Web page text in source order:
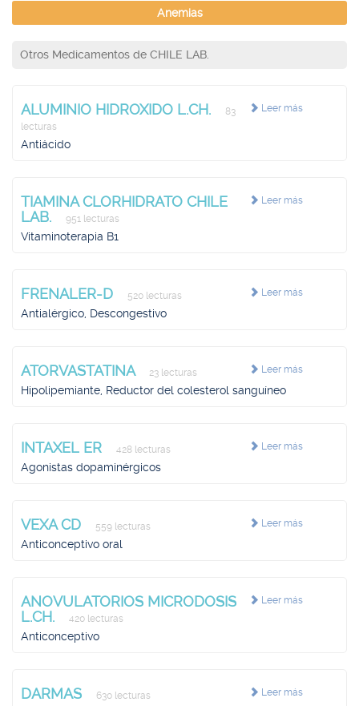
Anemias
Otros Medicamentos de CHILE LAB.
Leer más
ALUMINIO HIDROXIDO L.CH.
83
lecturas
Antiácido
Leer más
TIAMINA CLORHIDRATO CHILE
LAB.
951 lecturas
Vitaminoterapia B1
Leer más
FRENALER-D 520 lecturas
Antialérgico, Descongestivo
Leer más
ATORVASTATINA 23 lecturas
Hipolipemiante, Reductor del colesterol sanguíneo
Leer más
INTAXEL ER 428 lecturas
Agonistas dopaminérgicos
Leer más
VEXA CD 559 lecturas
Anticonceptivo oral
Leer más
ANOVULATORIOS MICRODOSIS
L.CH.
420 lecturas
Anticonceptivo
Leer más
DARMAS 630 lecturas